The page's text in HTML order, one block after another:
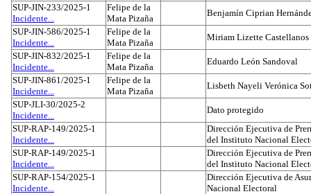
SUP-JIN-233/2025-1
Incidente...
Felipe de la
Mata Pizaña
Benjamín Ciprian
SUP-JIN-586/2025-1
Incidente...
Felipe de la
Mata Pizaña
Miriam Lizette Castellanos
SUP-JIN-832/2025-1
Incidente...
Felipe de la
Mata Pizaña
Eduardo León Sandoval
SUP-JIN-861/2025-1
Incidente...
Felipe de la
Mata Pizaña
Lisbeth Nayeli Verónica
SUP-JLI-30/2025-2
Incidente...
Dato protegido
SUP-RAP-149/2025-1
Incidente...
Dirección Ejecutiva de
del Instituto Nacional
SUP-RAP-149/2025-1
Incidente...
Dirección Ejecutiva de
del Instituto Nacional
SUP-RAP-154/2025-1
Incidente...
Dirección Ejecutiva de
Nacional Electoral